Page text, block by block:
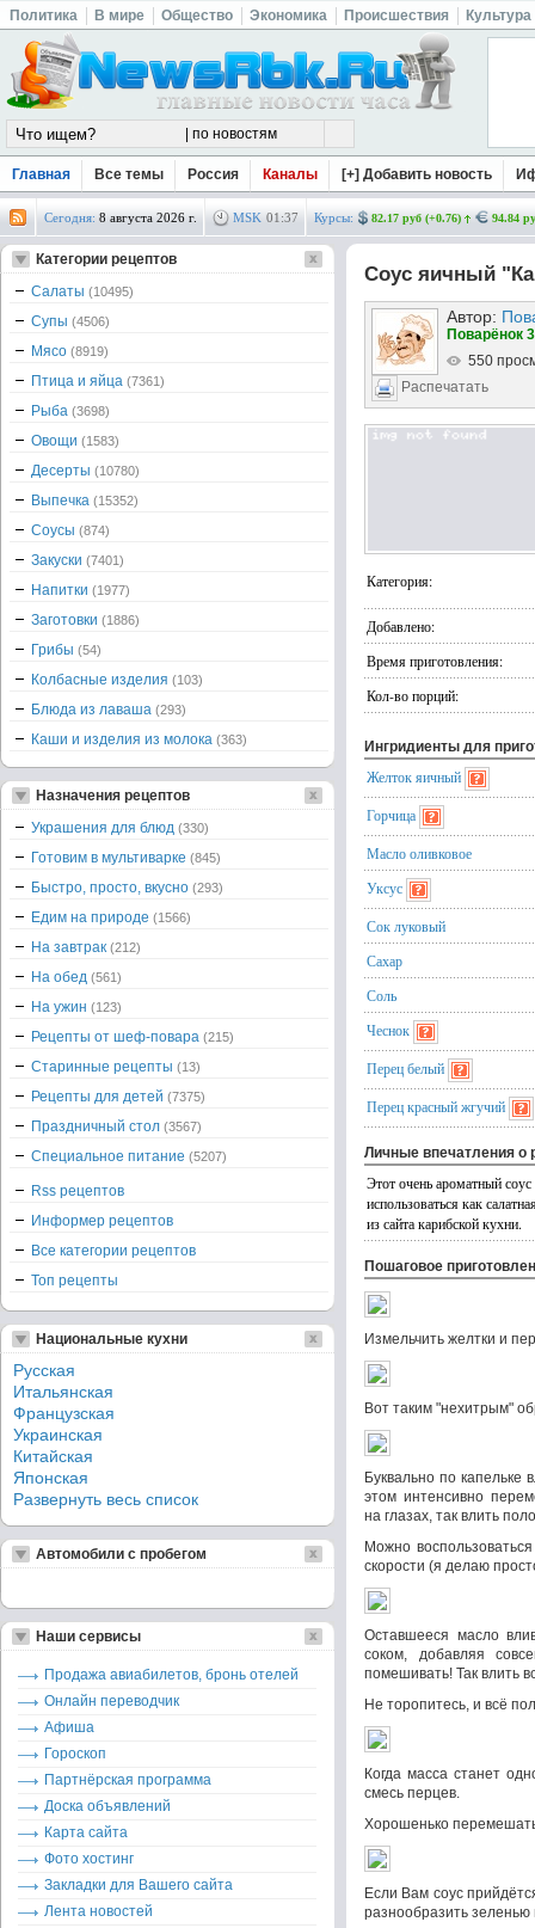
Политика В мире Общество Экономика Происшествия Культура
Главная Все темы Россия Каналы [+] Добавить новость
Сегодня: 8 августа 2026 г. MSK 01 :37 Курсы: 82.17 руб (+0.76) 94.84
Соус яичный
Автор:
Поварёнок
550
Распечатать
Категория:
Добавлено:
Время приготовления:
Кол-во порций:
Ингридиенты для
Желток яичный
Горчица
Масло оливковое
Уксус
Сок луковый
Сахар
Соль
Чеснок
Перец белый
Перец красный жгучий
Личные впечатления о
Этот очень ароматный
использоваться как
из сайта карибской кухни.
Пошаговое
Измельчить желтки и
Вот таким "нехитрым"
Буквально по капельке
этом интенсивно
на глазах, так влить
Можно
скорости (я делаю
Оставшееся масло
соком, добавляя
помешивать! Так влить
Не торопитесь, и всё
Когда масса станет
смесь перцев.
Хорошенько
Если Вам соус
разнообразить зеленью
Категории рецептов
Салаты (10495)
Супы (4506)
Мясо (8919)
Птица и яйца (7361)
Рыба (3698)
Овощи (1583)
Десерты (10780)
Выпечка (15352)
Соусы (874)
Закуски (7401)
Напитки (1977)
Заготовки (1886)
Грибы (54)
Колбасные изделия (103)
Блюда из лаваша (293)
Каши и изделия из молока (363)
Назначения рецептов
Украшения для блюд (330)
Готовим в мультиварке (845)
Быстро, просто, вкусно (293)
Едим на природе (1566)
На завтрак (212)
На обед (561)
На ужин (123)
Рецепты от шеф-повара (215)
Старинные рецепты (13)
Рецепты для детей (7375)
Праздничный стол (3567)
Специальное питание (5207)
Rss рецептов
Информер рецептов
Все категории рецептов
Топ рецепты
Национальные кухни
Русская
Итальянская
Французская
Украинская
Китайская
Японская
Развернуть весь список
Автомобили с пробегом
Наши сервисы
Продажа авиабилетов, бронь отелей
Онлайн переводчик
Афиша
Гороскоп
Партнёрская программа
Доска объявлений
Карта сайта
Фото хостинг
Закладки для Вашего сайта
Лента новостей